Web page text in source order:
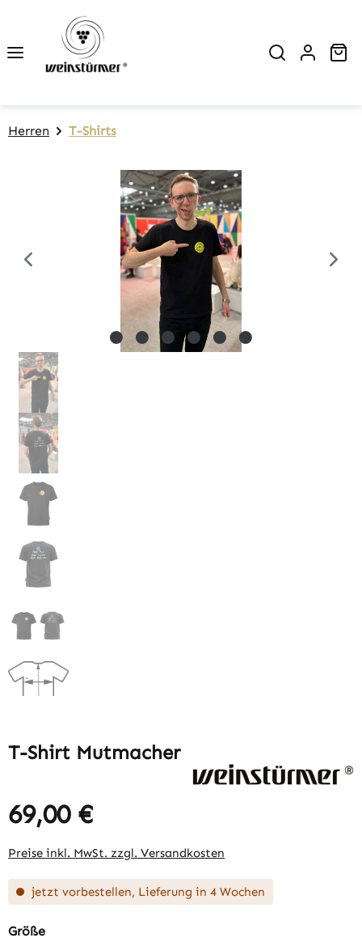
Zum Hauptinhalt springen
Herren T-Shirts
Bildergalerie überspringen
T-Shirt Mutmacher
Regulärer Preis:
69,00 €
Preise inkl. MwSt. zzgl. Versandkosten
jetzt vorbestellen, Lieferung in 4 Wochen
Größeauswählen